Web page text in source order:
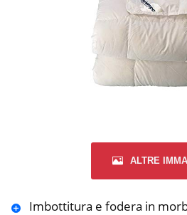
ALTRE
Imbottitura e fodera in